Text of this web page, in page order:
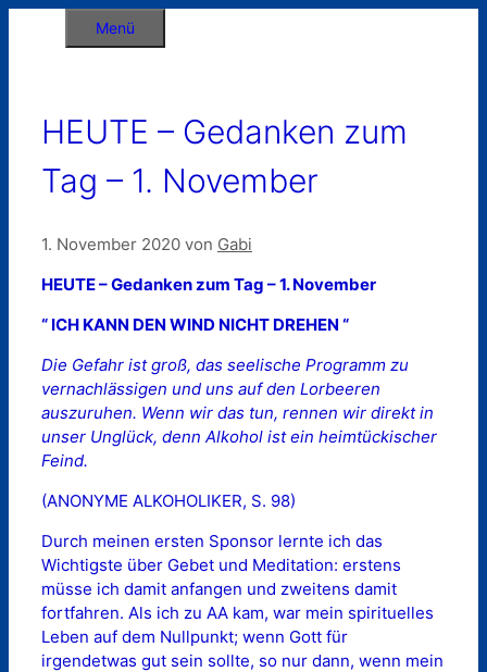
Menü
HEUTE – Gedanken zum
Tag – 1. November
1. November 2020 von Gabi
HEUTE – Gedanken zum Tag – 1. November
“ ICH KANN DEN WIND NICHT DREHEN “
Die Gefahr ist groß, das seelische Programm zu
vernachlässigen und uns auf den Lorbeeren
auszuruhen. Wenn wir das tun, rennen wir direkt in
unser Unglück, denn Alkohol ist ein heimtückischer
Feind.
(ANONYME ALKOHOLIKER, S. 98)
Durch meinen ersten Sponsor lernte ich das
Wichtigste über Gebet und Meditation: erstens
müsse ich damit anfangen und zweitens damit
fortfahren. Als ich zu AA kam, war mein spirituelles
Leben auf dem Nullpunkt; wenn Gott für
irgendetwas gut sein sollte, so nur dann, wenn mein